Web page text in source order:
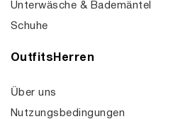
Unterwäsche & Bademäntel
Schuhe
OutfitsHerren
Über uns
Nutzungsbedingungen